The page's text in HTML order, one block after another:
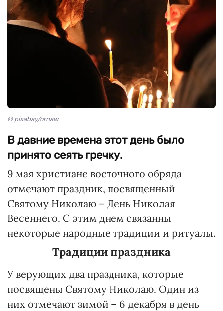
© pixabay/ornaw
В давние времена этот день было
принято сеять гречку.
9 мая христиане восточного обряда
отмечают праздник, посвященный
Святому Николаю – День Николая
Весеннего. С этим днем связанны
некоторые народные традиции и ритуалы.
Традиции праздника
У верующих два праздника, которые
посвящены Святому Николаю. Один из
них отмечают зимой – 6 декабря в день